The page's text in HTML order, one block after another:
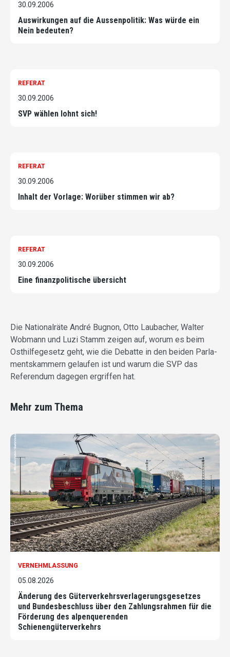
30.09.2006
Auswirkungen auf die Aussenpolitik: Was würde ein
Nein bedeuten?
REFERAT
30.09.2006
SVP wählen lohnt sich!
REFERAT
30.09.2006
Inhalt der Vorlage: Worüber stimmen wir ab?
REFERAT
30.09.2006
Eine finanzpolitische übersicht
Die Nationalräte André Bugnon, Otto Laubacher, Walter
Wobmann und Luzi Stamm zeigen auf, worum es beim
Osthilfegesetz geht, wie die Debatte in den beiden Parla-
mentskammern gelaufen ist und warum die SVP das
Referendum dagegen ergriffen hat.
Mehr zum Thema
VERNEHMLASSUNG
05.08.2026
Änderung des Güterverkehrsverlagerungsgesetzes
und Bundesbeschluss über den Zahlungsrahmen für die
Förderung des alpenquerenden
Schienengüterverkehrs